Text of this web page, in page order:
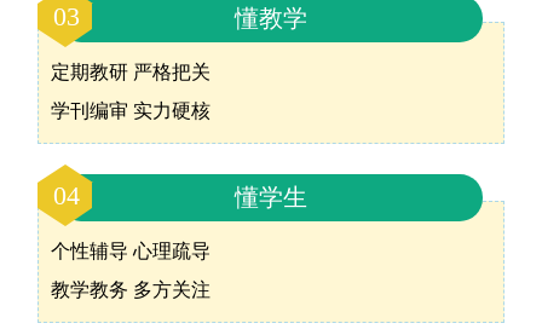
03 懂教学
定期教研 严格把关
学刊编审 实力硬核
04 懂学生
个性辅导 心理疏导
教学教务 多方关注